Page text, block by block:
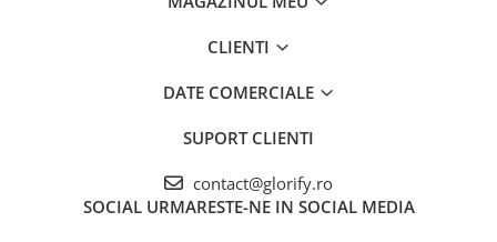
CLIENTI
DATE COMERCIALE
SUPORT CLIENTI
contact@glorify.ro
SOCIAL URMARESTE-NE IN SOCIAL MEDIA